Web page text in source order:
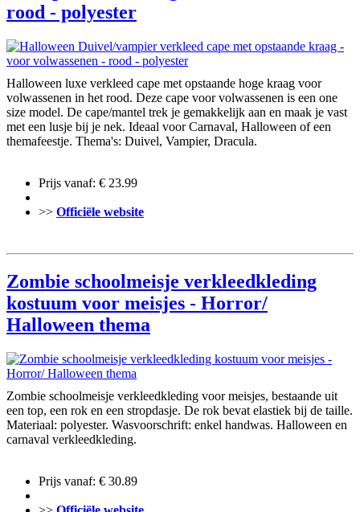
rood - polyester
Halloween luxe verkleed cape met opstaande hoge kraag voor
volwassenen in het rood. Deze cape voor volwassenen is een one
size model. De cape/mantel trek je gemakkelijk aan en maak je vast
met een lusje bij je nek. Ideaal voor Carnaval, Halloween of een
themafeestje. Thema's: Duivel, Vampier, Dracula.
Prijs vanaf: € 23.99
>> Officiële website
Zombie schoolmeisje verkleedkleding
kostuum voor meisjes - Horror/
Halloween thema
Zombie schoolmeisje verkleedkleding voor meisjes, bestaande uit
een top, een rok en een stropdasje. De rok bevat elastiek bij de taille.
Materiaal: polyester. Wasvoorschrift: enkel handwas. Halloween en
carnaval verkleedkleding.
Prijs vanaf: € 30.89